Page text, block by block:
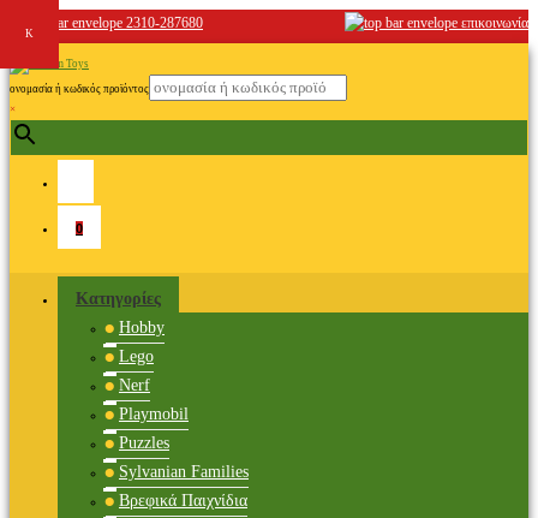
2310-287680 επικοινωνία
ονομασία ή κωδικός προϊόντος
×
0
Κατηγορίες
Hobby
Lego
Nerf
Playmobil
Puzzles
Sylvanian Families
Βρεφικά Παιχνίδια